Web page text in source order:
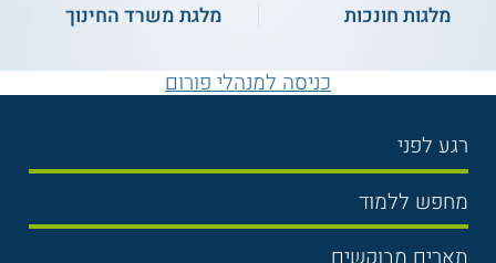
מלגות חונכות
מלגת משרד החינוך
כניסה למנהלי פורום
רגע לפני
בחירת לימודים
תנאי קבלה
מחפש ללמוד
תואר ראשון